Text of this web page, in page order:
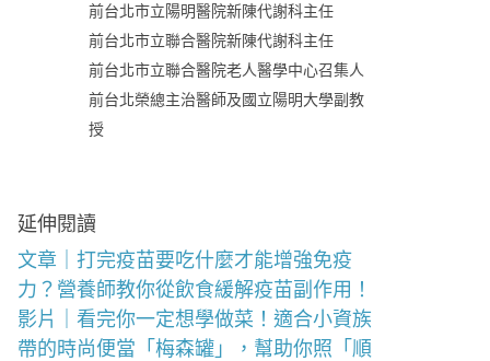
前台北市立陽明醫院新陳代謝科主任
前台北市立聯合醫院新陳代謝科主任
前台北市立聯合醫院老人醫學中心召集人
前台北榮總主治醫師及國立陽明大學副教
授
延伸閱讀
文章｜打完疫苗要吃什麼才能增強免疫
力？營養師教你從飲食緩解疫苗副作用！
影片｜看完你一定想學做菜！適合小資族
帶的時尚便當「梅森罐」，幫助你照「順